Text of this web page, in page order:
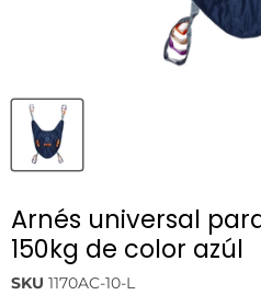
Arnés universal
150kg de color azúl
SKU 1170AC-10-L